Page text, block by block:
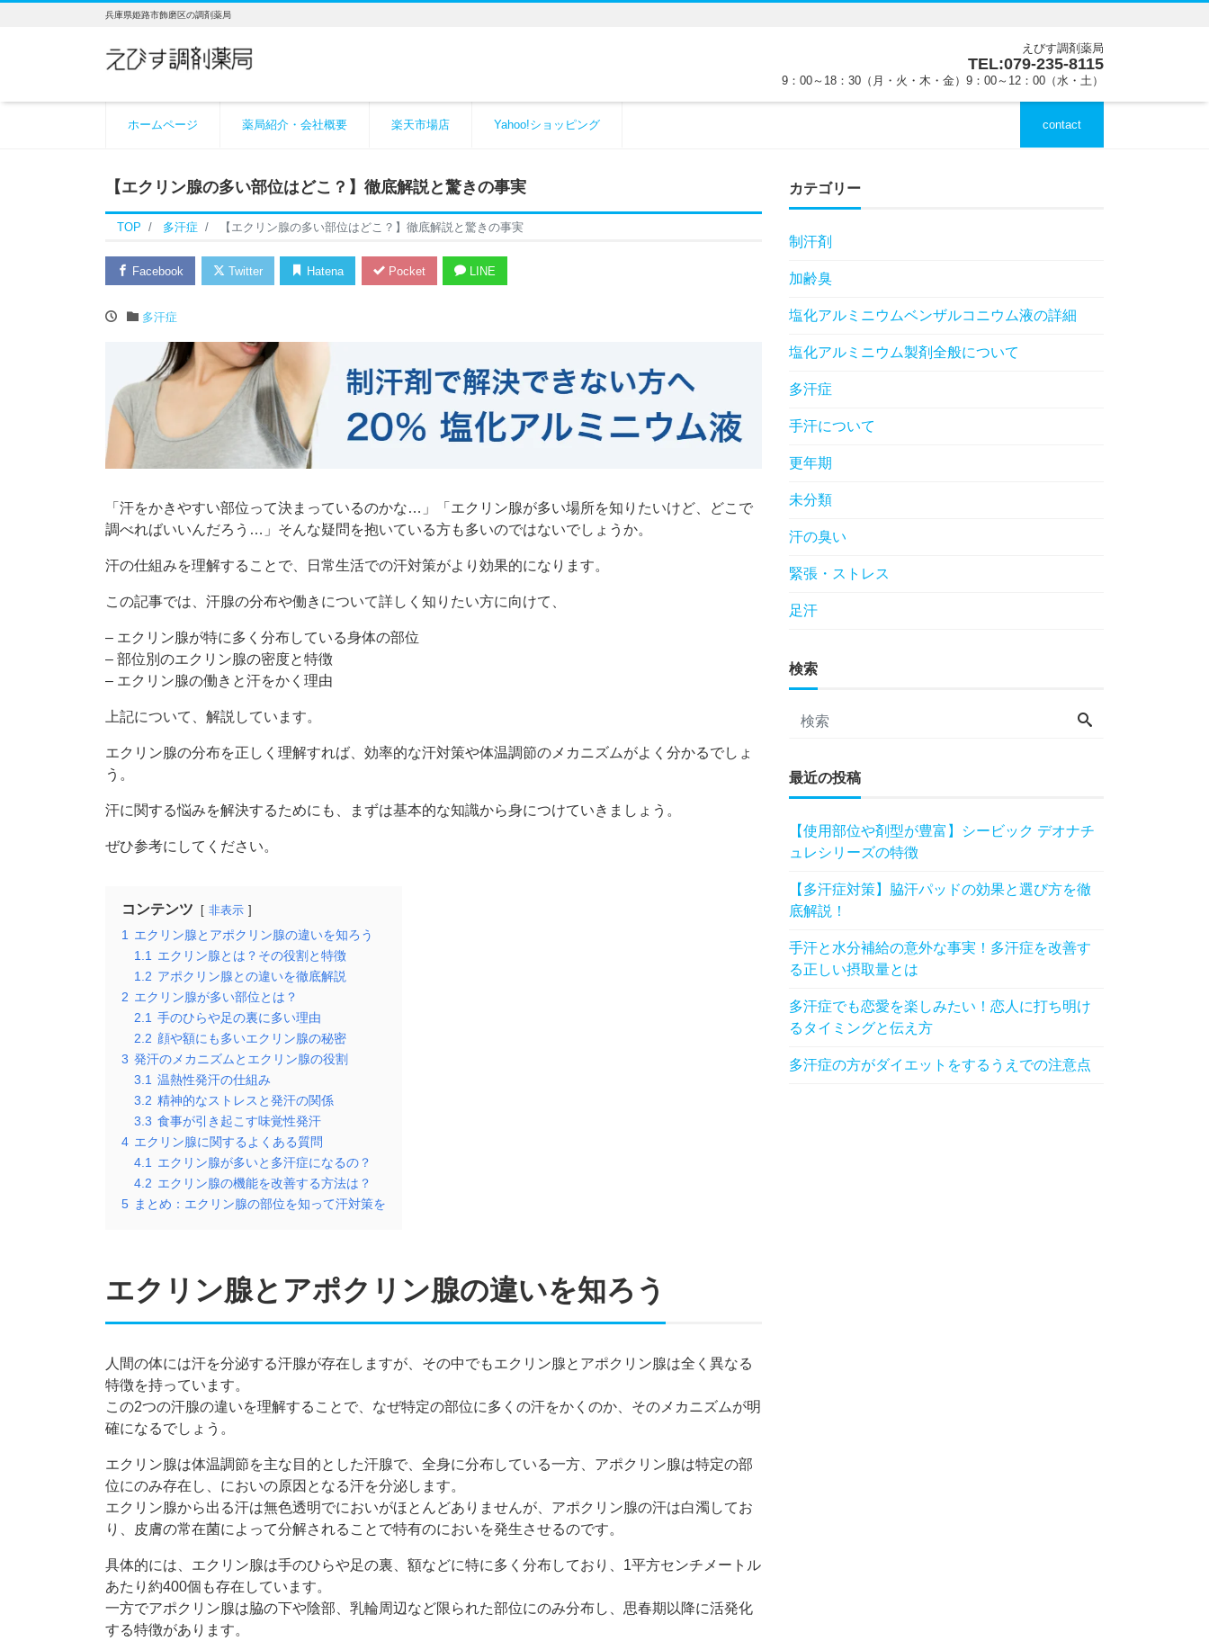
兵庫県姫路市飾磨区の調剤薬局
えびす調剤薬局
TEL:079-235-8115
9：00～18：30（月・火・木・金）9：00～12：00（水・土）
ホームページ 薬局紹介・会社概要 楽天市場店 Yahoo!ショッピング contact
【エクリン腺の多い部位はどこ？】徹底解説と驚きの事実
TOP 多汗症 【エクリン腺の多い部位はどこ？】徹底解説と驚きの事実
Facebook Twitter Hatena Pocket LINE
多汗症
「汗をかきやすい部位って決まっているのかな…」「エクリン腺が多い場所を知りたいけど、どこで
調べればいいんだろう…」そんな疑問を抱いている方も多いのではないでしょうか。
汗の仕組みを理解することで、日常生活での汗対策がより効果的になります。
この記事では、汗腺の分布や働きについて詳しく知りたい方に向けて、
– エクリン腺が特に多く分布している身体の部位
– 部位別のエクリン腺の密度と特徴
– エクリン腺の働きと汗をかく理由
上記について、解説しています。
エクリン腺の分布を正しく理解すれば、効率的な汗対策や体温調節のメカニズムがよく分かるでしょ
う。
汗に関する悩みを解決するためにも、まずは基本的な知識から身につけていきましょう。
ぜひ参考にしてください。
コンテンツ 非表示
1 エクリン腺とアポクリン腺の違いを知ろう
1.1 エクリン腺とは？その役割と特徴
1.2 アポクリン腺との違いを徹底解説
2 エクリン腺が多い部位とは？
2.1 手のひらや足の裏に多い理由
2.2 顔や額にも多いエクリン腺の秘密
3 発汗のメカニズムとエクリン腺の役割
3.1 温熱性発汗の仕組み
3.2 精神的なストレスと発汗の関係
3.3 食事が引き起こす味覚性発汗
4 エクリン腺に関するよくある質問
4.1 エクリン腺が多いと多汗症になるの？
4.2 エクリン腺の機能を改善する方法は？
5 まとめ：エクリン腺の部位を知って汗対策を
エクリン腺とアポクリン腺の違いを知ろう
人間の体には汗を分泌する汗腺が存在しますが、その中でもエクリン腺とアポクリン腺は全く異なる
特徴を持っています。
この2つの汗腺の違いを理解することで、なぜ特定の部位に多くの汗をかくのか、そのメカニズムが明
確になるでしょう。
エクリン腺は体温調節を主な目的とした汗腺で、全身に分布している一方、アポクリン腺は特定の部
位にのみ存在し、においの原因となる汗を分泌します。
エクリン腺から出る汗は無色透明でにおいがほとんどありませんが、アポクリン腺の汗は白濁してお
り、皮膚の常在菌によって分解されることで特有のにおいを発生させるのです。
具体的には、エクリン腺は手のひらや足の裏、額などに特に多く分布しており、1平方センチメートル
あたり約400個も存在しています。
一方でアポクリン腺は脇の下や陰部、乳輪周辺など限られた部位にのみ分布し、思春期以降に活発化
する特徴があります。
カテゴリー
制汗剤
加齢臭
塩化アルミニウムベンザルコニウム液の詳細
塩化アルミニウム製剤全般について
多汗症
手汗について
更年期
未分類
汗の臭い
緊張・ストレス
足汗
検索
最近の投稿
【使用部位や剤型が豊富】シービック デオナチ
ュレシリーズの特徴
【多汗症対策】脇汗パッドの効果と選び方を徹
底解説！
手汗と水分補給の意外な事実！多汗症を改善す
る正しい摂取量とは
多汗症でも恋愛を楽しみたい！恋人に打ち明け
るタイミングと伝え方
多汗症の方がダイエットをするうえでの注意点